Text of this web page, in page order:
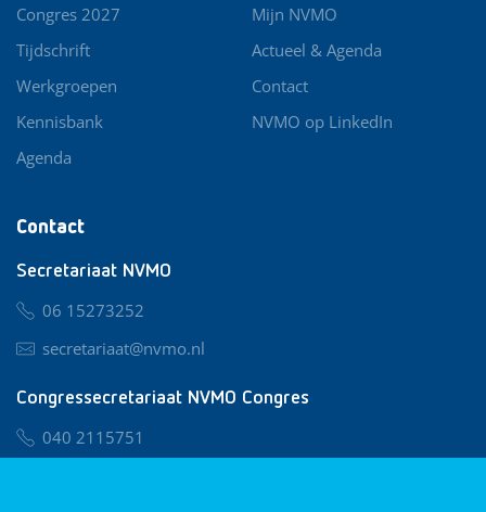
Contact
Secretariaat NVMO
06 15273252
secretariaat@nvmo.nl
Congressecretariaat NVMO Congres
040 2115751
Congres 2027
Tijdschrift
Werkgroepen
Kennisbank
Agenda
Mijn NVMO
Actueel & Agenda
Contact
NVMO op LinkedIn